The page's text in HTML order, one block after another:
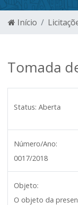
Início
Tomada
Status: Aberta
Número/Ano:
0017/2018
Objeto:
O objeto da